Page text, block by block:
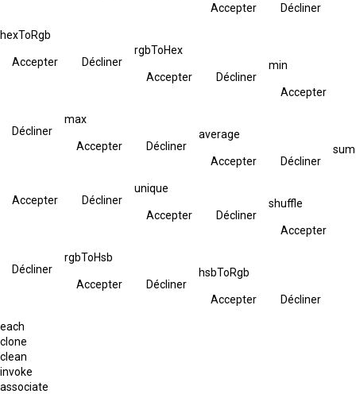
Accepter Décliner
hexToRgb
Accepter Décliner
rgbToHex
Accepter Décliner
min
Accepter
Décliner
max
Accepter Décliner
average
Accepter Décliner
sum
Accepter Décliner
unique
Accepter Décliner
shuffle
Accepter
Décliner
rgbToHsb
Accepter Décliner
hsbToRgb
Accepter Décliner
each
clone
clean
invoke
associate